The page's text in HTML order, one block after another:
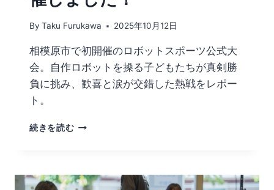
By Taku Furukawa 2025年10月12日
相模原市で初開催のロボットスポーツ公式大
会。自作ロボットを操る子どもたちが真剣勝
負に挑み、歓喜と涙が交錯した熱戦をレポー
ト。
続きを読む